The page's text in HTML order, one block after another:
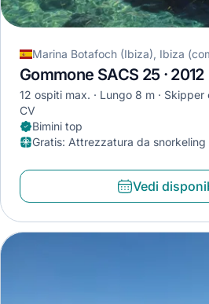
Marina Botafoch (Ibiza), Ibiza
Gommone SACS 25 · 2012
12 ospiti max. Lungo 8 m Skipper
CV
Bimini top
Gratis: Attrezzatura da snorkeling
Vedi